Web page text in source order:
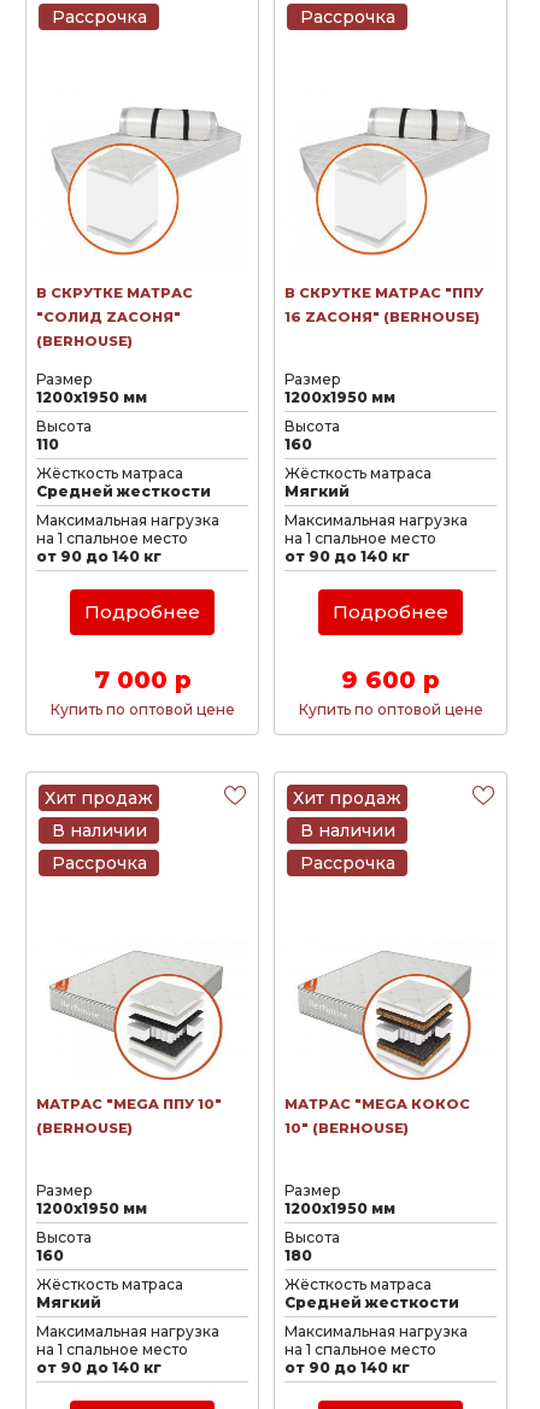
Рассрочка
В СКРУТКЕ МАТРАС
"СОЛИД ZAСОНЯ"
(BERHOUSE)
Размер
1200х1950 мм
Высота
110
Жёсткость матраса
Средней жесткости
Максимальная нагрузка
на 1 спальное место
от 90 до 140 кг
Подробнее
7 000 р
Купить по оптовой цене
Рассрочка
В СКРУТКЕ МАТРАС "ППУ
16 ZAСОНЯ" (BERHOUSE)
Размер
1200х1950 мм
Высота
160
Жёсткость матраса
Мягкий
Максимальная нагрузка
на 1 спальное место
от 90 до 140 кг
Подробнее
9 600 р
Купить по оптовой цене
Хит продаж
В наличии
Рассрочка
МАТРАС "MEGA ППУ 10"
(BERHOUSE)
Размер
1200х1950 мм
Высота
160
Жёсткость матраса
Мягкий
Максимальная нагрузка
на 1 спальное место
от 90 до 140 кг
Хит продаж
В наличии
Рассрочка
МАТРАС "MEGA КОКОС
10" (BERHOUSE)
Размер
1200х1950 мм
Высота
180
Жёсткость матраса
Средней жесткости
Максимальная нагрузка
на 1 спальное место
от 90 до 140 кг